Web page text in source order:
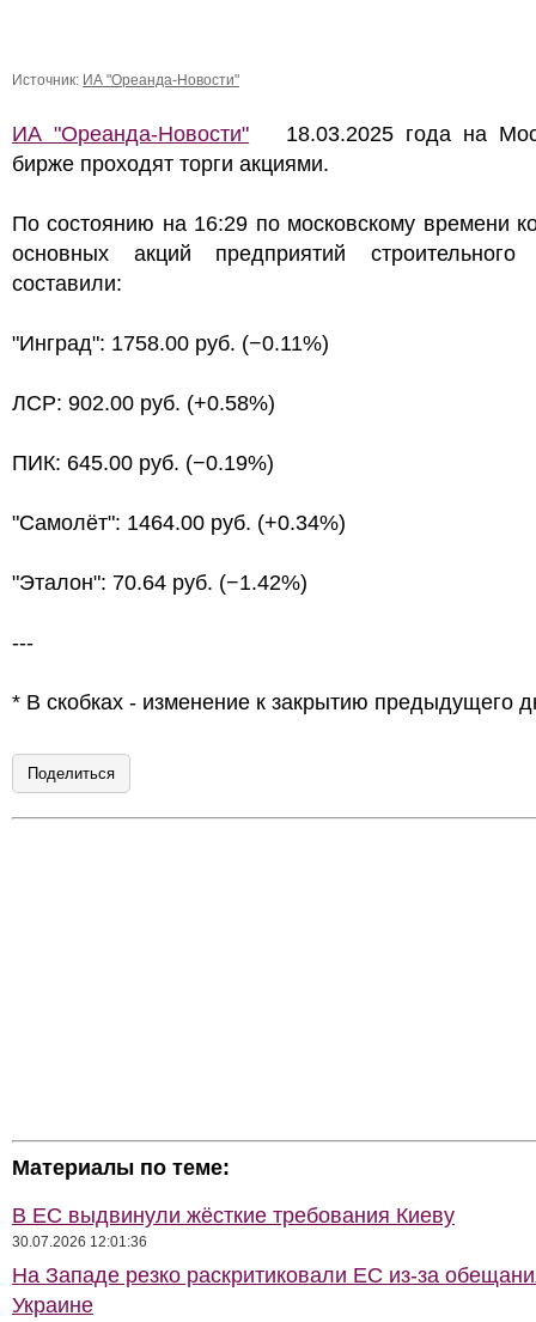
Источник: ИА "Ореанда-Новости"
ИА "Ореанда-Новости" 18.03.2025 года на
бирже проходят торги акциями.
По состоянию на 16:29 по московскому времени
основных акций предприятий строительного
составили:
"Инград": 1758.00 руб. (−0.11%)
ЛСР: 902.00 руб. (+0.58%)
ПИК: 645.00 руб. (−0.19%)
"Самолёт": 1464.00 руб. (+0.34%)
"Эталон": 70.64 руб. (−1.42%)
---
* В скобках - изменение к закрытию предыдущего
Поделиться
Материалы по теме:
В ЕС выдвинули жёсткие требования Киеву
30.07.2026 12:01:36
На Западе резко раскритиковали ЕС из-за
Украине